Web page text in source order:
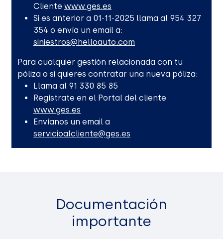
Cliente www.ges.es
Si es anterior a 01-11-2025 llama al 954 327
354 o envía un email a:
siniestros@helloauto.com
Para cualquier gestión relacionada con tu
póliza o si quieres contratar una nueva póliza:
Llama al 91 330 85 85
Regístrate en el Portal del cliente
www.ges.es
Envíanos un email a
servicioalcliente@ges.es
Documentación
importante